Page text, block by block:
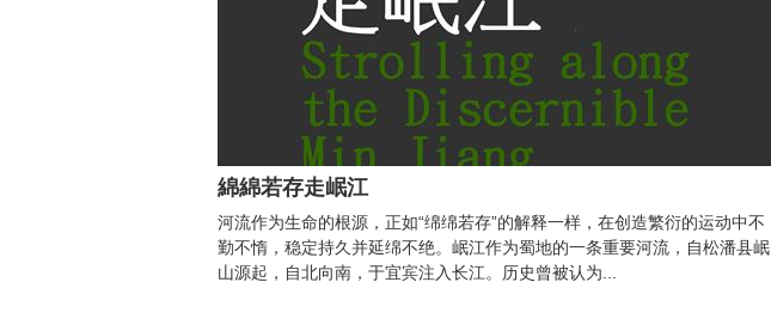
綿綿若存走岷江
河流作为生命的根源，正如“绵绵若存”的解释一样，在创造繁衍的运动中不
勤不惰，稳定持久并延绵不绝。岷江作为蜀地的一条重要河流，自松潘县岷
山源起，自北向南，于宜宾注入长江。历史曾被认为...